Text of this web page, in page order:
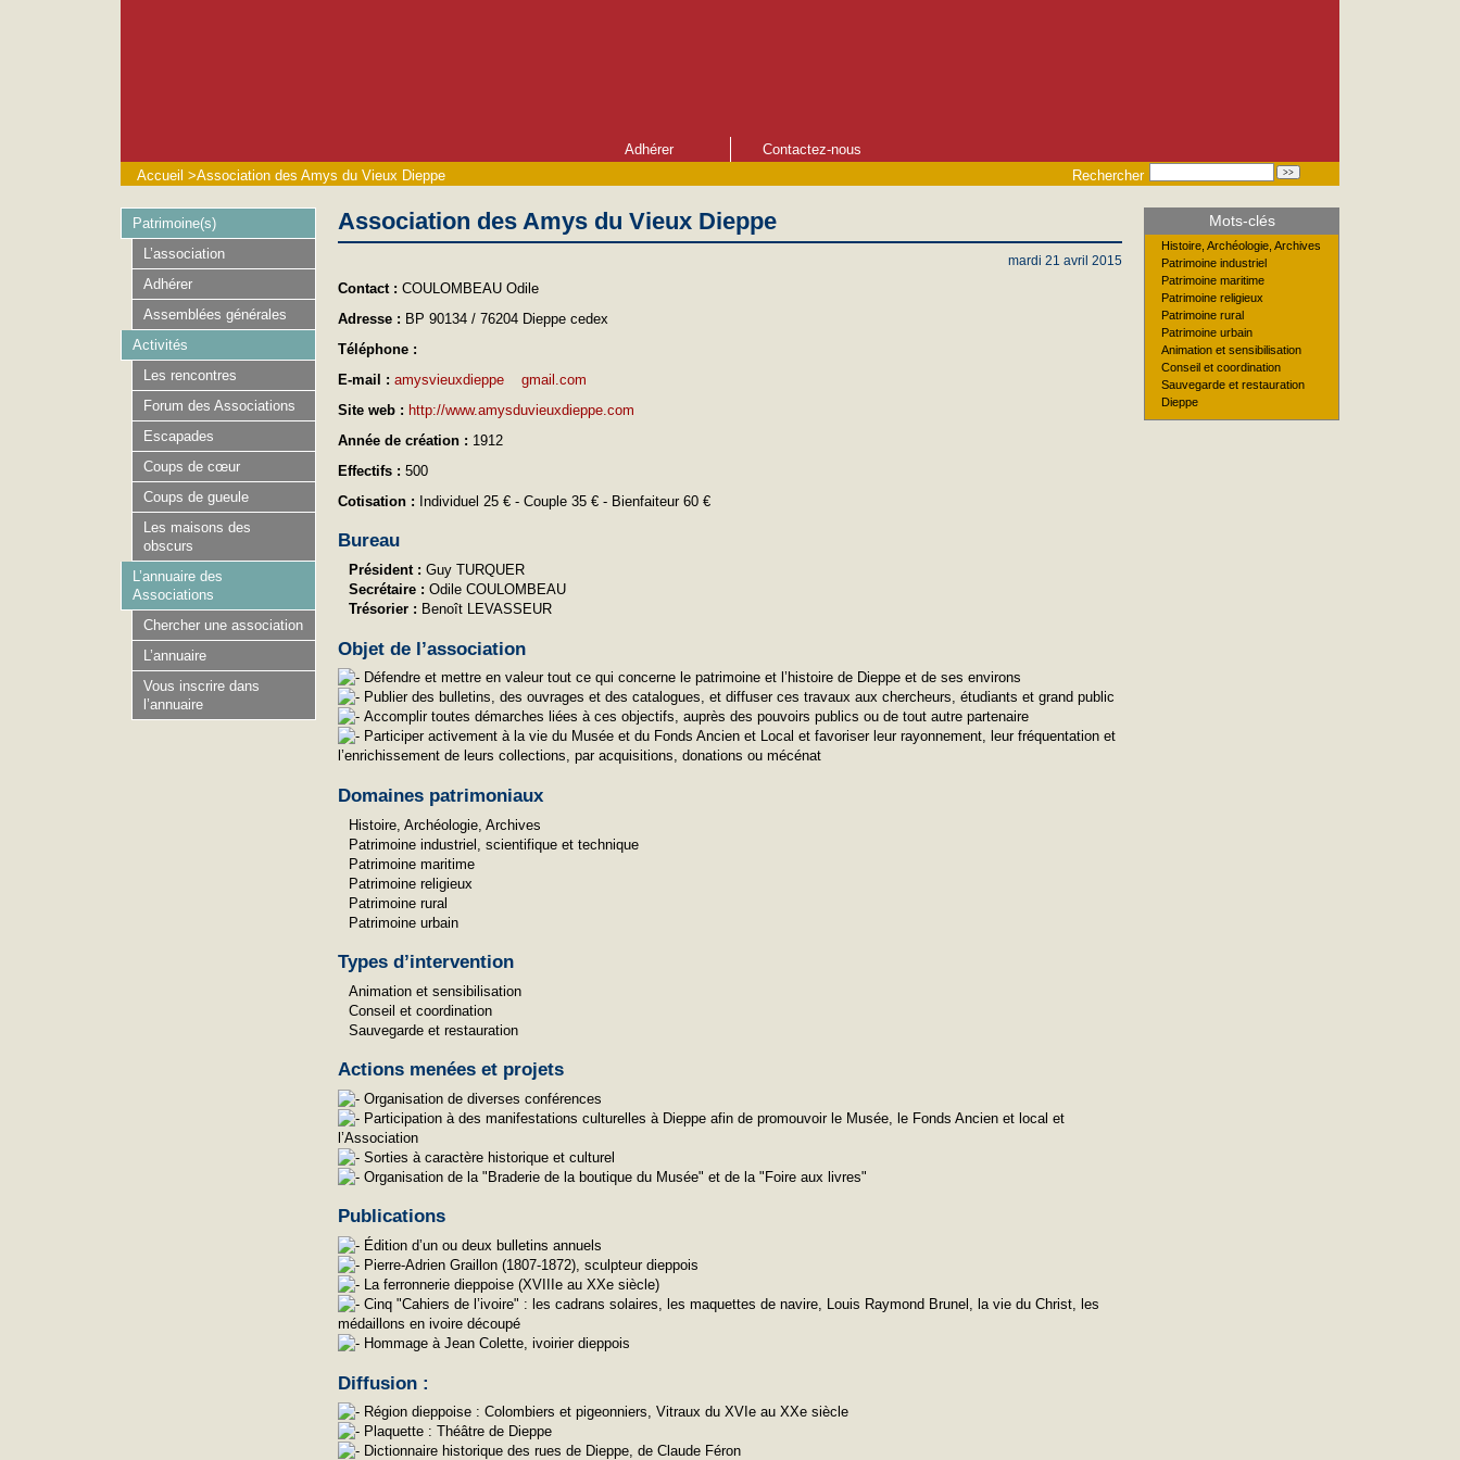
Adhérer
Contactez-nous
Rechercher
Accueil >Association des Amys du Vieux Dieppe
Association des Amys du Vieux Dieppe
mardi 21 avril 2015
Contact : COULOMBEAU Odile
Adresse : BP 90134 / 76204 Dieppe cedex
Téléphone :
E-mail : amysvieuxdieppe
gmail.com
Site web : http://www.amysduvieuxdieppe.com
Année de création : 1912
Effectifs : 500
Cotisation : Individuel 25 € - Couple 35 € - Bienfaiteur 60 €
Bureau
Président : Guy TURQUER
Secrétaire : Odile COULOMBEAU
Trésorier : Benoît LEVASSEUR
Objet de l’association
Défendre et mettre en valeur tout ce qui concerne le patrimoine et l’histoire de Dieppe et de ses environs
Publier des bulletins, des ouvrages et des catalogues, et diffuser ces travaux aux chercheurs, étudiants et grand public
Accomplir toutes démarches liées à ces objectifs, auprès des pouvoirs publics ou de tout autre partenaire
Participer activement à la vie du Musée et du Fonds Ancien et Local et favoriser leur rayonnement, leur fréquentation et
l’enrichissement de leurs collections, par acquisitions, donations ou mécénat
Domaines patrimoniaux
Histoire, Archéologie, Archives
Patrimoine industriel, scientifique et technique
Patrimoine maritime
Patrimoine religieux
Patrimoine rural
Patrimoine urbain
Types d’intervention
Animation et sensibilisation
Conseil et coordination
Sauvegarde et restauration
Actions menées et projets
Organisation de diverses conférences
Participation à des manifestations culturelles à Dieppe afin de promouvoir le Musée, le Fonds Ancien et local et
l’Association
Sorties à caractère historique et culturel
Organisation de la "Braderie de la boutique du Musée" et de la "Foire aux livres"
Publications
Édition d’un ou deux bulletins annuels
Pierre-Adrien Graillon (1807-1872), sculpteur dieppois
La ferronnerie dieppoise (XVIIIe au XXe siècle)
Cinq "Cahiers de l’ivoire" : les cadrans solaires, les maquettes de navire, Louis Raymond Brunel, la vie du Christ, les
médaillons en ivoire découpé
Hommage à Jean Colette, ivoirier dieppois
Diffusion :
Région dieppoise : Colombiers et pigeonniers, Vitraux du XVIe au XXe siècle
Plaquette : Théâtre de Dieppe
Dictionnaire historique des rues de Dieppe, de Claude Féron
Patrimoine(s)
L’association
Adhérer
Assemblées générales
Activités
Les rencontres
Forum des Associations
Escapades
Coups de cœur
Coups de gueule
Les maisons des
obscurs
L’annuaire des
Associations
Chercher une association
L’annuaire
Vous inscrire dans
l’annuaire
Mots-clés
Histoire, Archéologie, Archives
Patrimoine industriel
Patrimoine maritime
Patrimoine religieux
Patrimoine rural
Patrimoine urbain
Animation et sensibilisation
Conseil et coordination
Sauvegarde et restauration
Dieppe